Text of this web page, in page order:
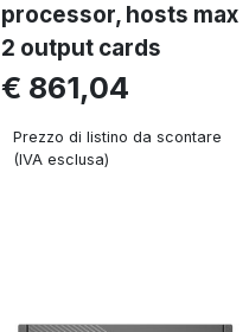
processor, hosts max
2 output cards
€ 861,04
Prezzo di listino da scontare
(IVA esclusa)